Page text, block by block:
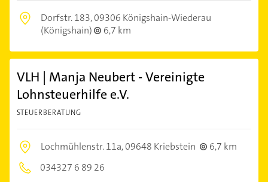
Dorfstr. 183,09306 Königshain-Wiederau
(Königshain)
6,7 km
VLH | Manja Neubert - Vereinigte
Lohnsteuerhilfe e.V.
STEUERBERATUNG
Lochmühlenstr. 11a,09648 Kriebstein
6,7 km
034327 6 89 26